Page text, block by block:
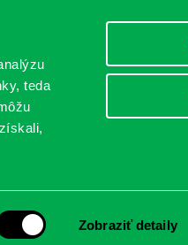
teda
Zobraziť detaily
Ochrana osobných údajov